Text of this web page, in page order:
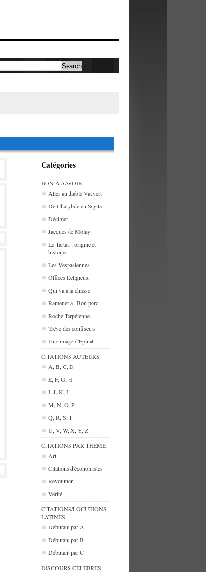
Catégories
BON A SAVOIR
Aller au diable Vauvert
De Charybde en Scylla
Décimer
Jacques de Molay
Le Tartan : origine et
histoire
Les Vespasiennes
Offices Religieux
Qui va à la chasse
Ramener à "Bon porc"
Roche Tarpéienne
Trêve des confiseurs
Une image d'Epinal
CITATIONS AUTEURS
A, B, C, D
E, F, G, H
I, J, K, L
M, N, O, P
Q, R, S, T
U, V, W, X, Y, Z
CITATIONS PAR THEME
Art
Citations d'économistes
Révolution
Vérité
CITATIONS/LOCUTIONS
LATINES
Débutant par A
Débutant par B
Débutant par C
DISCOURS CELEBRES